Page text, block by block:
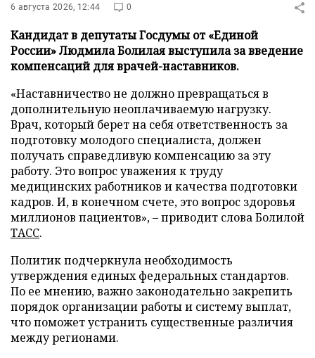
6 августа 2026, 12:44 0
Кандидат в депутаты Госдумы от «Единой
России» Людмила Болилая выступила за введение
компенсаций для врачей-наставников.
«Наставничество не должно превращаться в
дополнительную неоплачиваемую нагрузку.
Врач, который берет на себя ответственность за
подготовку молодого специалиста, должен
получать справедливую компенсацию за эту
работу. Это вопрос уважения к труду
медицинских работников и качества подготовки
кадров. И, в конечном счете, это вопрос здоровья
миллионов пациентов», – приводит слова Болилой
ТАСС.
Политик подчеркнула необходимость
утверждения единых федеральных стандартов.
По ее мнению, важно законодательно закрепить
порядок организации работы и систему выплат,
что поможет устранить существенные различия
между регионами.